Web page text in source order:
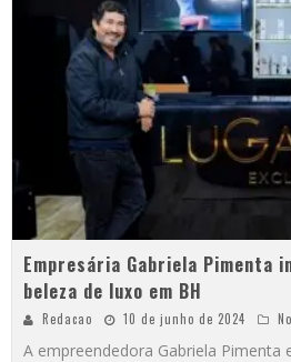
Empresária Gabriela Pimenta
beleza de luxo em BH
Redacao 10 de junho de 2024
A empreendedora Gabriela Pimenta